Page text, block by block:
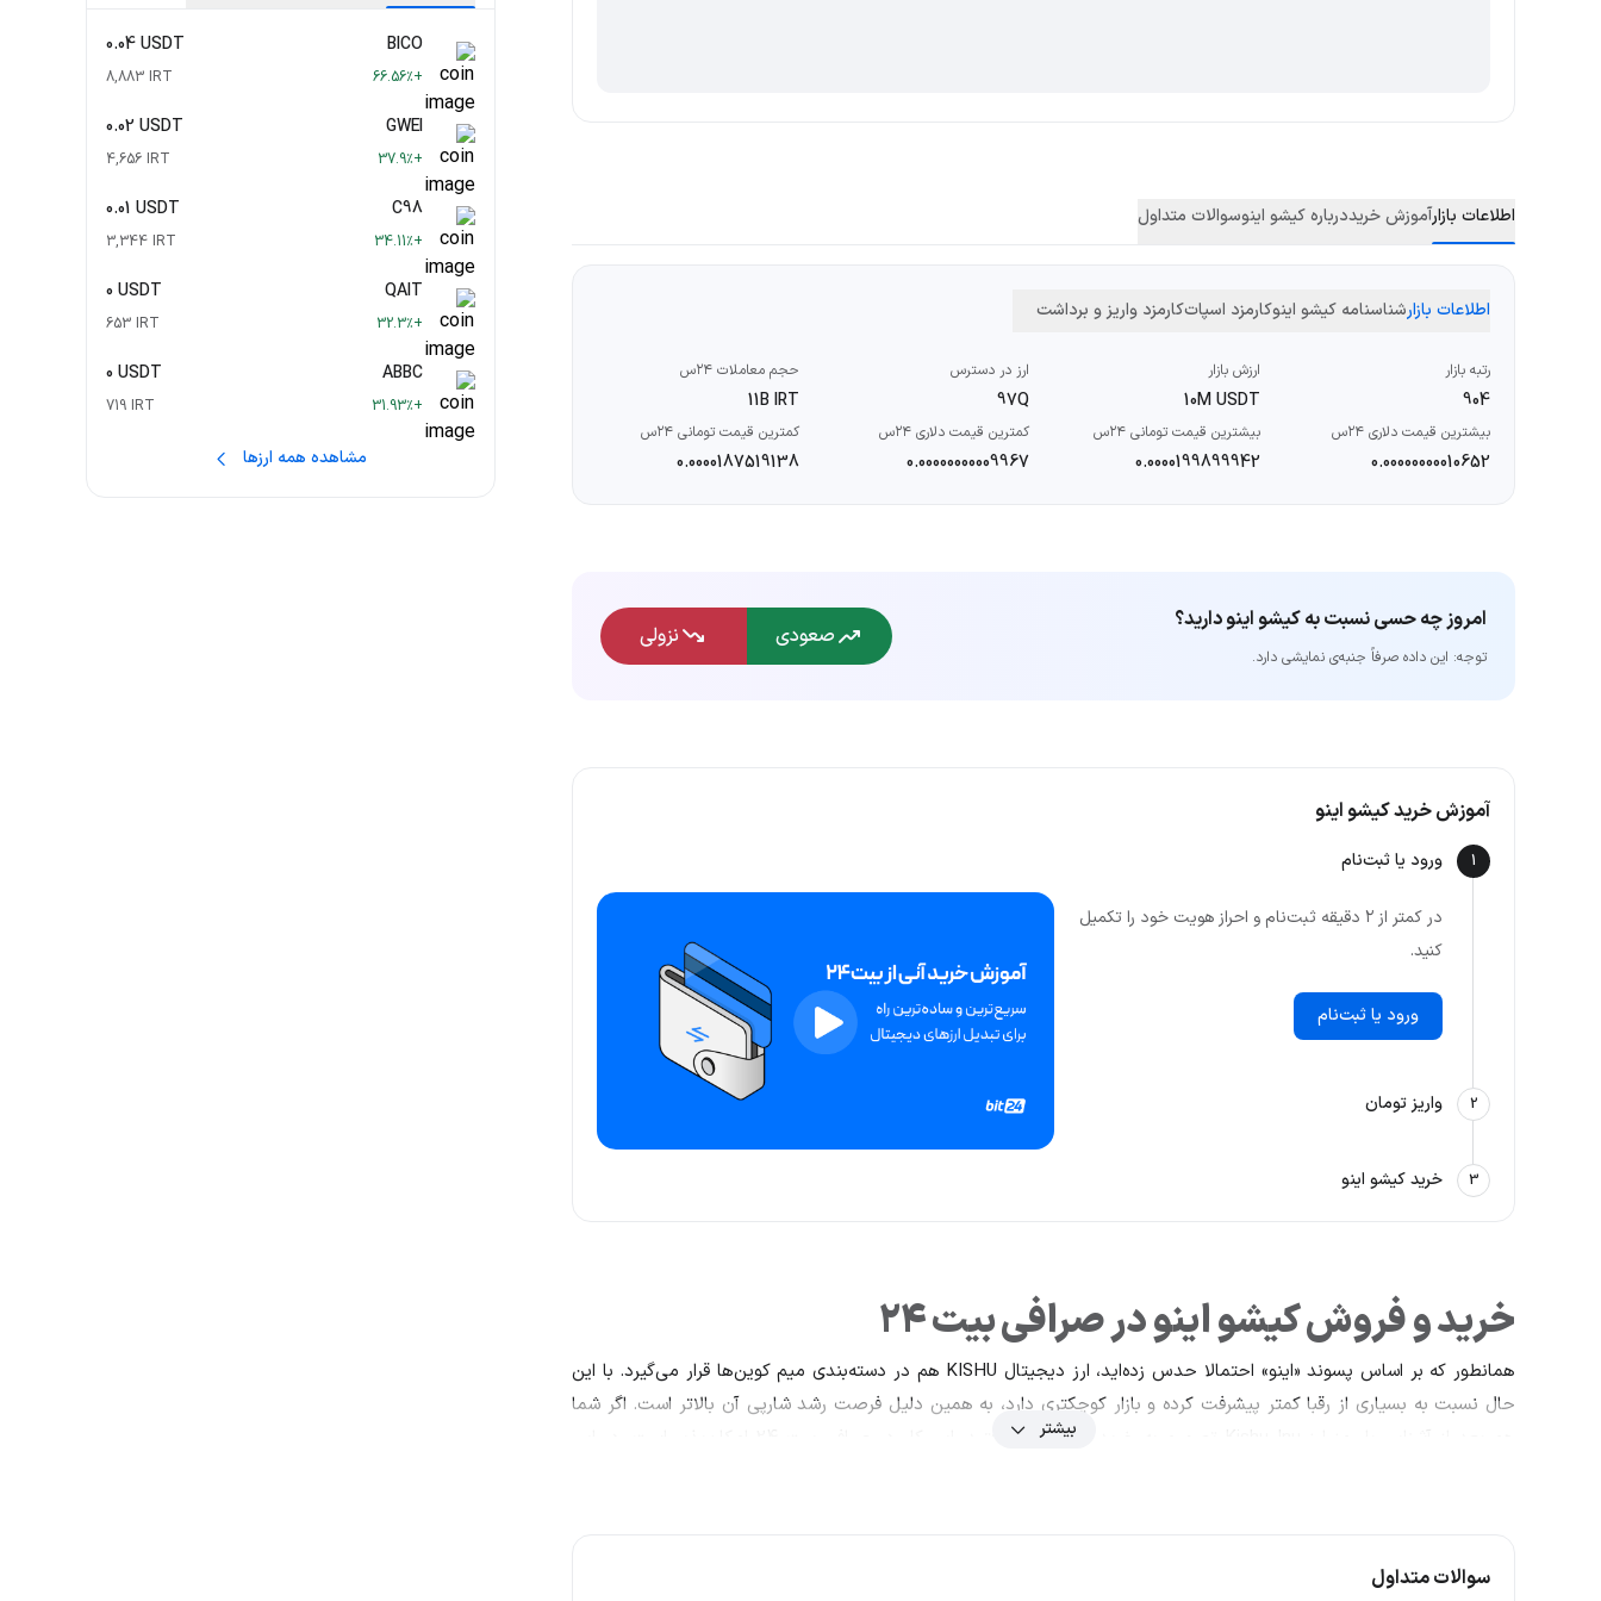
اطلاعات بازارآموزش خریددرباره کیشو اینوسوالات متداول
اطلاعات بازارشناسنامه کیشو اینوکارمزد اسپاتکارمزد واریز و برداشت
رتبه بازار
904
ارزش بازار
10M USDT
ارز در دسترس
97Q
حجم معاملات ۲۴س
11B IRT
بیشترین قیمت دلاری ۲۴س
0.00000000010652
بیشترین قیمت تومانی ۲۴س
0.0000199899942
کمترین قیمت دلاری ۲۴س
0.00000000009967
کمترین قیمت تومانی ۲۴س
0.0000187519138
امروز چه حسی نسبت به کیشو اینو دارید؟
توجه: این داده‌ صرفاً جنبه‌ی نمایشی دارد.
صعودی نزولی
آموزش خرید کیشو اینو
1 ورود یا ثبت‌نام
در کمتر از ۲ دقیقه ثبت‌نام و احراز هویت خود را تکمیل
کنید.
ورود یا ثبت‌نام
2 واریز تومان
3 خرید کیشو اینو
خرید و فروش کیشو اینو در صرافی بیت 24
همانطور که بر اساس پسوند «اینو» احتمالا حدس زده‌اید، ارز دیجیتال KISHU هم در دسته‌بندی میم کوین‌ها قرار می‌گیرد. با این
حال نسبت به بسیاری از رقبا کمتر پیشرفت کرده و بازار کوچکتری دارد، به همین دلیل فرصت رشد شارپی آن بالاتر است. اگر شما
ادامه به شکل یک رمز ارز صرفا برای خنده و بدون کاربرد، جایی در مارکت نخواهد داشت و خیلی زود حذف خواهند شد. به همین
بیشتر
سوالات متداول
BICO
0.04 USDT
+66.56٪ 8,883 IRT
GWEI
0.02 USDT
+37.9٪ 4,656 IRT
C98
0.01 USDT
+34.11٪ 3,344 IRT
QAIT
0 USDT
+32.3٪ 653 IRT
ABBC
0 USDT
+31.93٪ 719 IRT
مشاهده همه ارزها